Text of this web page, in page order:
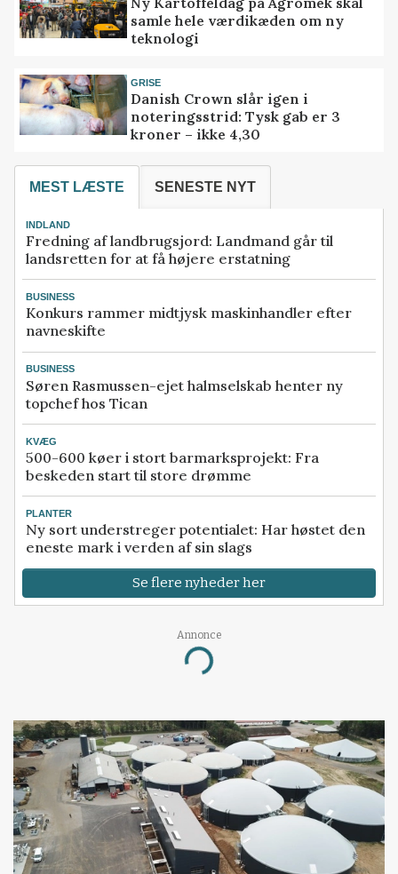
samle hele værdikæden om ny
teknologi
GRISE
Danish Crown slår igen i
noteringsstrid: Tysk gab er 3
kroner – ikke 4,30
MEST LÆSTE SENESTE NYT
INDLAND
Fredning af landbrugsjord: Landmand går til
landsretten for at få højere erstatning
BUSINESS
Konkurs rammer midtjysk maskinhandler efter
navneskifte
BUSINESS
Søren Rasmussen-ejet halmselskab henter ny
topchef hos Tican
KVÆG
500-600 køer i stort barmarksprojekt: Fra
beskeden start til store drømme
PLANTER
Ny sort understreger potentialet: Har høstet den
eneste mark i verden af sin slags
Se flere nyheder her
Annonce
Loading...